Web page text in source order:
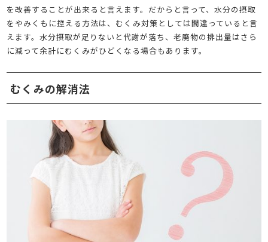
を改善することが出来ると言えます。だからと言って、水分の摂取
をやみくもに控える方法は、むくみ対策としては間違っていると言
えます。水分摂取が足りないと代謝が落ち、老廃物の排出量はさら
に減って余計にむくみがひどくなる場合もあります。
むくみの解消法